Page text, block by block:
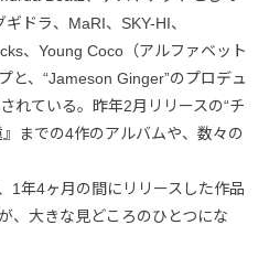
ドラ、MaRI、SKY-HI、
、Young Coco（アルファベット
と、“Jameson Ginger”のプロデュ
れている。昨年2月リリースの“チ
までの4作のアルバムや、数々の
1年4ヶ月の間にリリースした作品
、大きな見どころのひとつにな